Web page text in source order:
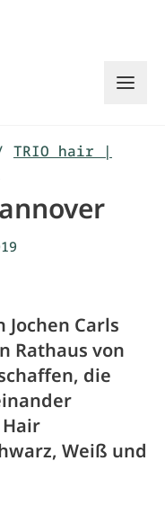
TRIO hair |
Carls
Rathaus von
die
Weiß und